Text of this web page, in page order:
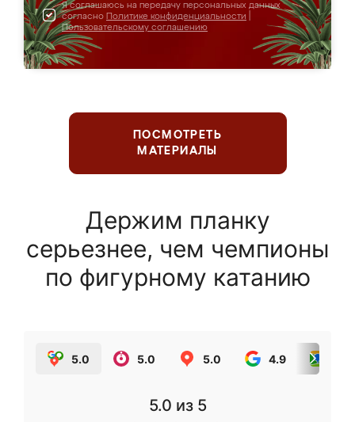
Я соглашаюсь на передачу персональных данных
согласно Политике конфиденциальности
Пользовательскому соглашению
ПОСМОТРЕТЬ
МАТЕРИАЛЫ
Держим планку
серьезнее, чем чемпионы
по фигурному катанию
5.0 5.0 5.0 4.9
5.0 из 5